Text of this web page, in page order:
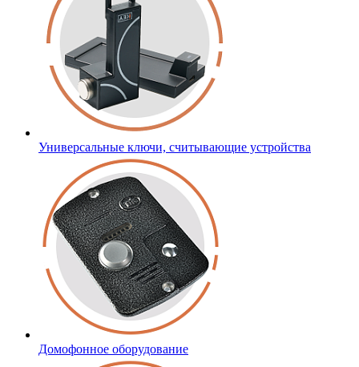
Универсальные ключи, считывающие устройства
Домофонное оборудование